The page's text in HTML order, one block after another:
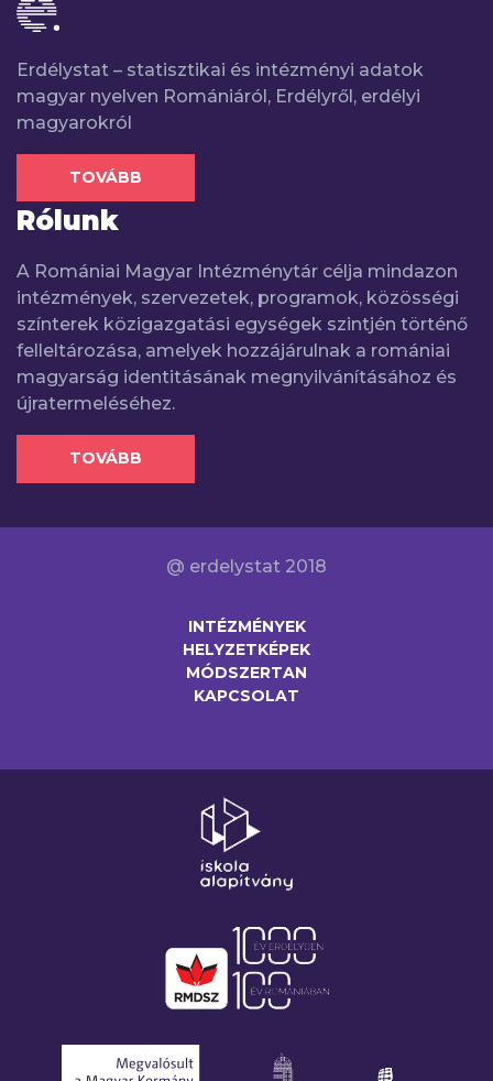
Erdélystat – statisztikai és intézményi adatok
magyar nyelven Romániáról, Erdélyről, erdélyi
magyarokról
TOVÁBB
Rólunk
A Romániai Magyar Intézménytár célja mindazon
intézmények, szervezetek, programok, közösségi
színterek közigazgatási egységek szintjén történő
felleltározása, amelyek hozzájárulnak a romániai
magyarság identitásának megnyilvánításához és
újratermeléséhez.
TOVÁBB
@ erdelystat 2018
INTÉZMÉNYEK
HELYZETKÉPEK
MÓDSZERTAN
KAPCSOLAT